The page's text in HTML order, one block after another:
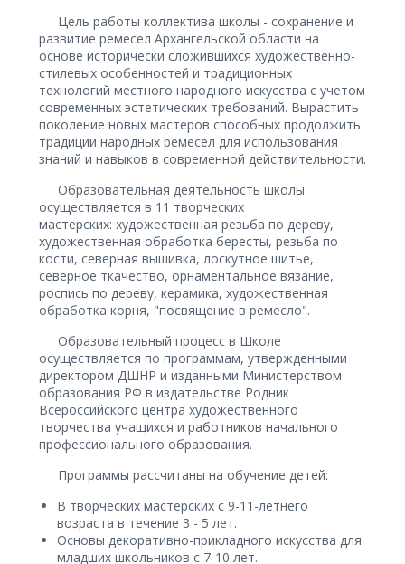
Цель работы коллектива школы - сохранение и
развитие ремесел Архангельской области на
основе исторически сложившихся художественно-
стилевых особенностей и традиционных
технологий местного народного искусства с учетом
современных эстетических требований. Вырастить
поколение новых мастеров способных продолжить
традиции народных ремесел для использования
знаний и навыков в современной действительности.
Образовательная деятельность школы
осуществляется в 11 творческих
мастерских: художественная резьба по дереву,
художественная обработка бересты, резьба по
кости, северная вышивка, лоскутное шитье,
северное ткачество, орнаментальное вязание,
роспись по дереву, керамика, художественная
обработка корня, "посвящение в ремесло".
Образовательный процесс в Школе
осуществляется по программам, утвержденными
директором ДШНР и изданными Министерством
образования РФ в издательстве Родник
Всероссийского центра художественного
творчества учащихся и работников начального
профессионального образования.
Программы рассчитаны на обучение детей:
В творческих мастерских с 9-11-летнего
возраста в течение 3 - 5 лет.
Основы декоративно-прикладного искусства для
младших школьников с 7-10 лет.